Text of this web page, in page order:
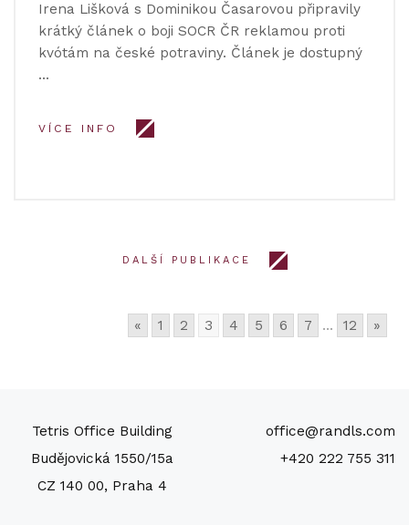
Irena Lišková s Dominikou Časarovou připravily
krátký článek o boji SOCR ČR reklamou proti
kvótám na české potraviny. Článek je dostupný
…
VÍCE INFO
DALŠÍ PUBLIKACE
« 1 2 3 4 5 6 7 ... 12 »
Tetris Office Building
Budějovická 1550/15a
CZ 140 00, Praha 4
office@randls.com
+420 222 755 311